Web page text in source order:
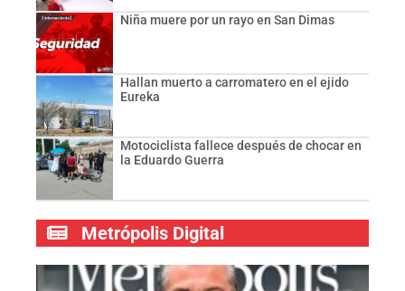
Niña muere por un rayo en San Dimas
Hallan muerto a carromatero en el ejido
Eureka
Motociclista fallece después de chocar en
la Eduardo Guerra
Metrópolis Digital